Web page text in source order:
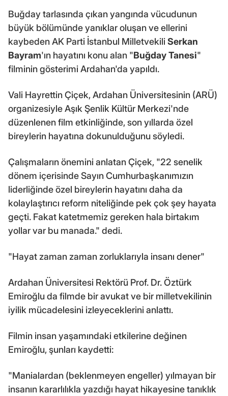
Buğday tarlasında çıkan yangında vücudunun
büyük bölümünde yanıklar oluşan ve ellerini
kaybeden AK Parti İstanbul MilletvekiliSerkan
Bayram'ın hayatını konu alan "Buğday Tanesi"
filminin gösterimi Ardahan'da yapıldı.
Vali Hayrettin Çiçek, Ardahan Üniversitesinin (ARÜ)
organizesiyle Aşık Şenlik Kültür Merkezi'nde
düzenlenen film etkinliğinde, son yıllarda özel
bireylerin hayatına dokunulduğunu söyledi.
Çalışmaların önemini anlatan Çiçek, "22 senelik
dönem içerisinde Sayın Cumhurbaşkanımızın
liderliğinde özel bireylerin hayatını daha da
kolaylaştırıcı reform niteliğinde pek çok şey hayata
geçti. Fakat katetmemiz gereken hala birtakım
yollar var bu manada." dedi.
"Hayat zaman zaman zorluklarıyla insanı dener"
Ardahan Üniversitesi Rektörü Prof. Dr. Öztürk
Emiroğlu da filmde bir avukat ve bir milletvekilinin
iyilik mücadelesini izleyeceklerini anlattı.
Filmin insan yaşamındaki etkilerine değinen
Emiroğlu, şunları kaydetti:
"Manialardan (beklenmeyen engeller) yılmayan bir
insanın kararlılıkla yazdığı hayat hikayesine tanıklık